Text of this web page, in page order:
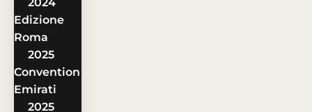
Edizione
Roma
2025
Convention
Emirati
2025